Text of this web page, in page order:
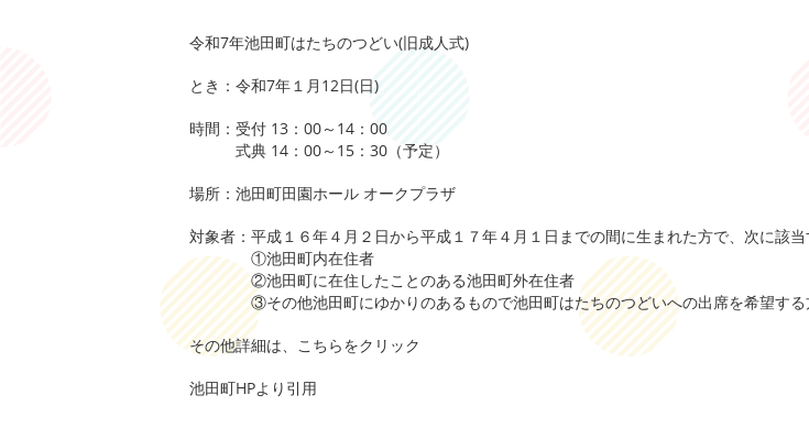
令和7年池田町はたちのつどい(旧成人式)
とき：令和7年１月12日(日)
時間：受付 13：00～14：00
式典 14：00～15：30（予定）
場所：池田町田園ホール オークプラザ
対象者：平成１６年４月２日から平成１７年４月１日までの間に生まれた方で、次に該
①池田町内在住者
②池田町に在住したことのある池田町外在住者
③その他池田町にゆかりのあるもので池田町はたちのつどいへの出席を希望する
その他詳細は、 こちらをクリック
池田町HPより引用